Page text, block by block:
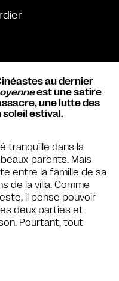
au dernier
est une satire
une lutte des
soleil estival.
tranquille dans la
parents. Mais
entre la famille de sa
de la villa. Comme
il pense pouvoir
deux parties et
Pourtant, tout